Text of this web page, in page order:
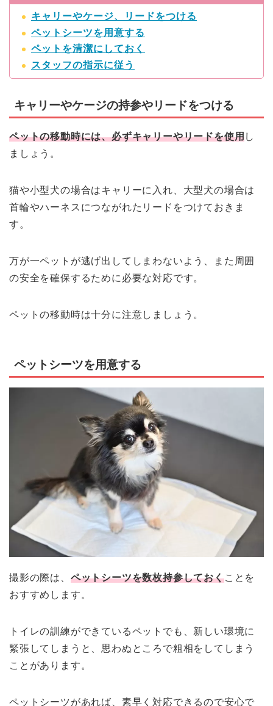
キャリーやケージ、リードをつける
ペットシーツを用意する
ペットを清潔にしておく
スタッフの指示に従う
キャリーやケージの持参やリードをつける
ペットの移動時には、必ずキャリーやリードを使用し
ましょう。
猫や小型犬の場合はキャリーに入れ、大型犬の場合は
首輪やハーネスにつながれたリードをつけておきま
す。
万が一ペットが逃げ出してしまわないよう、また周囲
の安全を確保するために必要な対応です。
ペットの移動時は十分に注意しましょう。
ペットシーツを用意する
撮影の際は、 ペットシーツを数枚持参しておくことを
おすすめします。
トイレの訓練ができているペットでも、新しい環境に
緊張してしまうと、思わぬところで粗相をしてしまう
ことがあります。
ペットシーツがあれば、素早く対応できるので安心で